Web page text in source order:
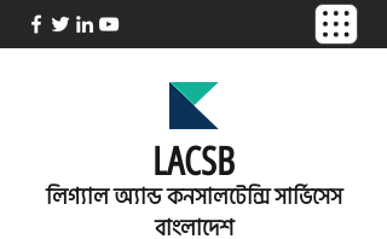
LACSB
লিগ্যাল অ্যান্ড কনসালটেন্সি সার্ভিসেস
বাংলাদেশ